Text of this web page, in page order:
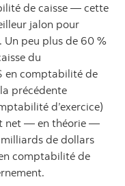
de caisse — cette
jalon pour
Un peu plus de 60 %
du
en comptabilité de
précédente
d’exercice)
net — en théorie —
de dollars
comptabilité de